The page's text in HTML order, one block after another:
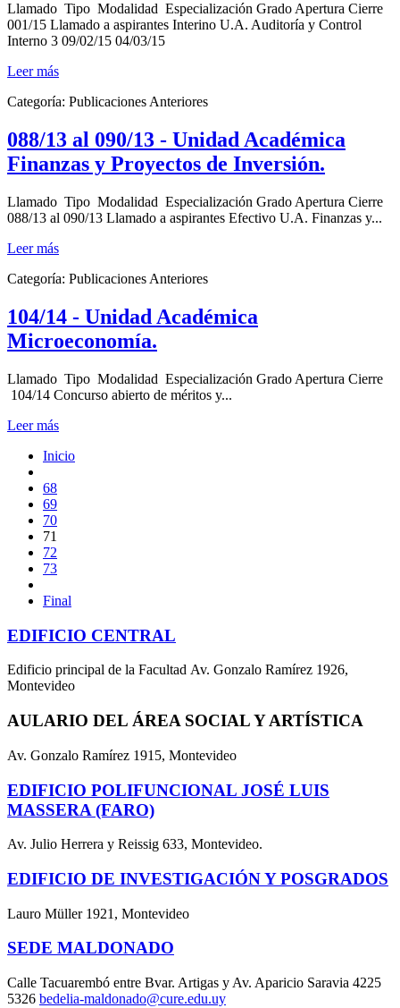
Llamado Tipo Modalidad Especialización Grado Apertura Cierre
001/15 Llamado a aspirantes Interino U.A. Auditoría y Control
Interno 3 09/02/15 04/03/15
Leer más
Categoría: Publicaciones Anteriores
088/13 al 090/13 - Unidad Académica
Finanzas y Proyectos de Inversión.
Llamado Tipo Modalidad Especialización Grado Apertura Cierre
088/13 al 090/13 Llamado a aspirantes Efectivo U.A. Finanzas y...
Leer más
Categoría: Publicaciones Anteriores
104/14 - Unidad Académica
Microeconomía.
Llamado Tipo Modalidad Especialización Grado Apertura Cierre
104/14 Concurso abierto de méritos y...
Leer más
Inicio
68
69
70
71
72
73
Final
EDIFICIO CENTRAL
Edificio principal de la Facultad Av. Gonzalo Ramírez 1926,
Montevideo
AULARIO DEL ÁREA SOCIAL Y ARTÍSTICA
Av. Gonzalo Ramírez 1915, Montevideo
EDIFICIO POLIFUNCIONAL JOSÉ LUIS
MASSERA (FARO)
Av. Julio Herrera y Reissig 633, Montevideo.
EDIFICIO DE INVESTIGACIÓN Y POSGRADOS
Lauro Müller 1921, Montevideo
SEDE MALDONADO
Calle Tacuarembó entre Bvar. Artigas y Av. Aparicio Saravia 4225
5326 bedelia-maldonado@cure.edu.uy